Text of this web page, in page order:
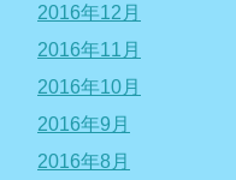
2016年12月
2016年11月
2016年10月
2016年9月
2016年8月